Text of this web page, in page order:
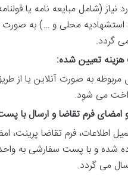
نیاز (شامل مبایعه نامه یا
استشهادیه محلی و …) به
گردد.
مربوطه به صورت آنلاین یا از
می شود.
اطلاعات، فرم تقاضا پرینت،
شده و با پست سفارشی به
می گردد.